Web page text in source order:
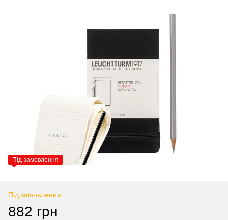
Під замовлення
Під замовлення
882 грн